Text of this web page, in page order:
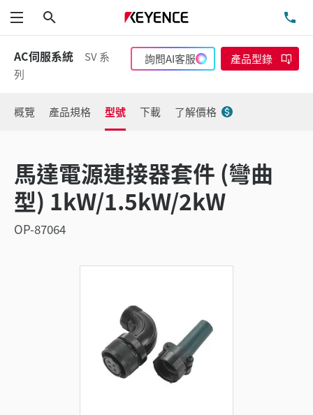
功能表
AC伺服系統
SV 系
列
詢問AI客服 產品型錄
概覽 產品規格 型號 下載 了解價格
馬達電源連接器套件 (彎曲
型) 1kW/1.5kW/2kW
OP-87064